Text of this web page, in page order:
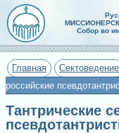
Собор во
Главная Сектоведение
российские
Тантрические